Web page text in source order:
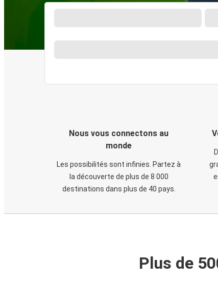
Nous vous connectons au
monde
Les possibilités sont infinies. Partez à
la découverte de plus de 8 000
destinations dans plus de 40 pays.
Plus de